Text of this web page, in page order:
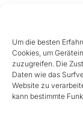
Um die besten
Cookies, um
zuzugreifen. Die
Daten wie das
Website zu
kann bestimmte
55606